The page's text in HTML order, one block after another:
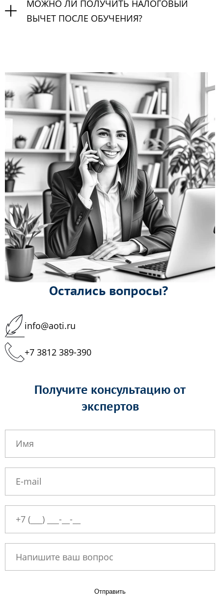
МОЖНО ЛИ ПОЛУЧИТЬ НАЛОГОВЫЙ
ВЫЧЕТ ПОСЛЕ ОБУЧЕНИЯ?
Остались вопросы?
info@aoti.ru
+7 3812 389-390
Получите консультацию от
экспертов
Отправить